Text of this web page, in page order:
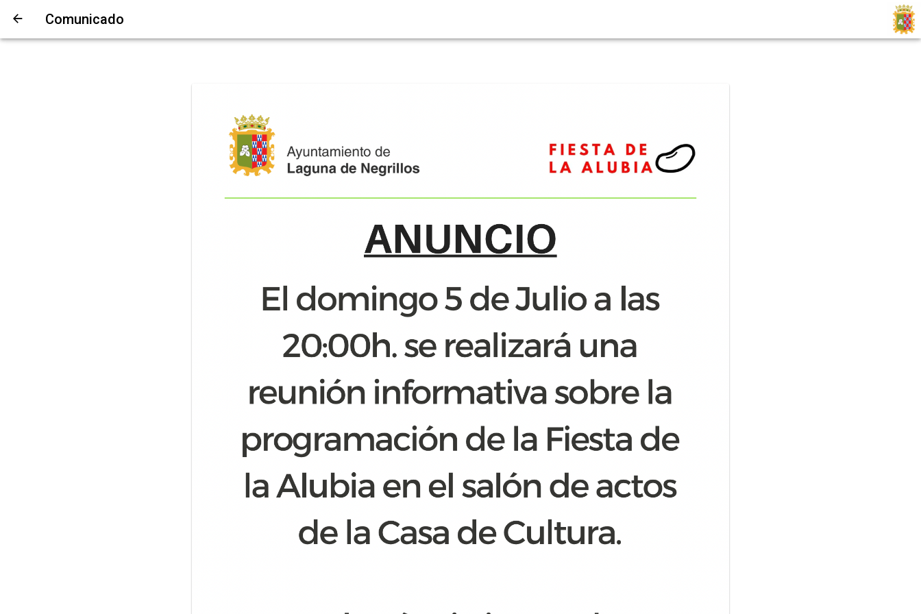
Comunicado